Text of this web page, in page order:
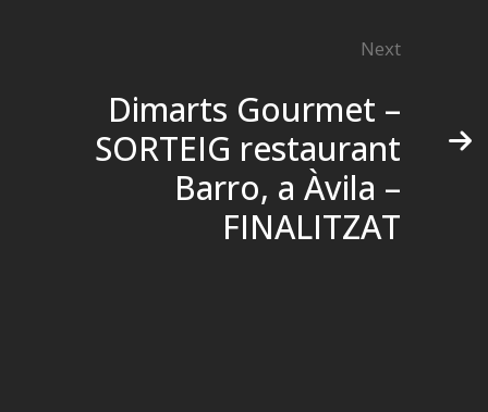
Next
Dimarts Gourmet –
SORTEIG restaurant
Barro, a Àvila –
FINALITZAT